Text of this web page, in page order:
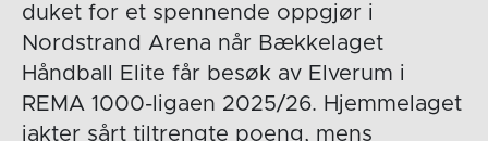
duket for et spennende oppgjør i
Nordstrand Arena når Bækkelaget
Håndball Elite får besøk av Elverum i
REMA 1000-ligaen 2025/26. Hjemmelaget
jakter sårt tiltrengte poeng, mens